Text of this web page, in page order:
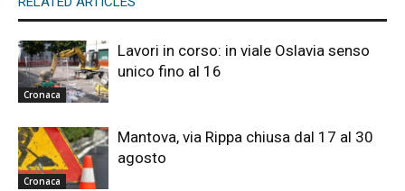
Cronaca
Lavori in corso: in viale Oslavia senso
unico fino al 16
Cronaca
Mantova, via Rippa chiusa dal 17 al 30
agosto